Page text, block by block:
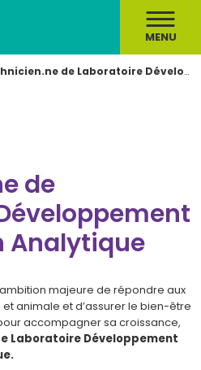
MENU
de Laboratoire Développement et Validation Analytique
de
Analytique
majeure de répondre aux
animale et d’assurer le bien-être
accompagner sa croissance,
Laboratoire Développement